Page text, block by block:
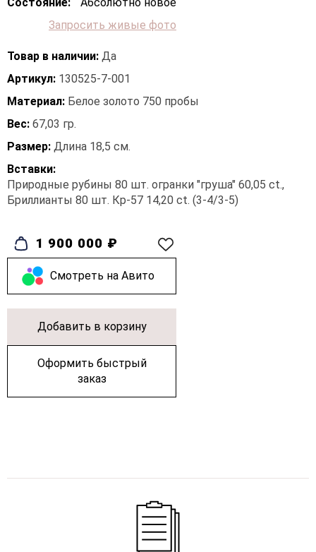
Запросить живые фото
Товар в наличии: Да
Артикул: 130525-7-001
Материал: Белое золото 750 пробы
Вес: 67,03 гр.
Размер: Длина 18,5 см.
Вставки:
Природные рубины 80 шт. огранки "груша" 60,05 ct.,
Бриллианты 80 шт. Кр-57 14,20 ct. (3-4/3-5)
1 900 000 ₽
Cмотреть на Авито
Добавить в корзину
Оформить быстрый
заказ